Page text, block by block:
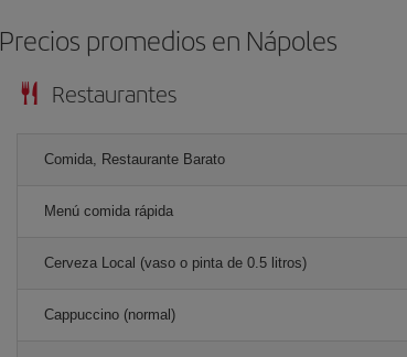
Precios promedios en Nápoles
Restaurantes
Comida, Restaurante Barato
Menú comida rápida
Cerveza Local (vaso o pinta de 0.5 litros)
Cappuccino (normal)